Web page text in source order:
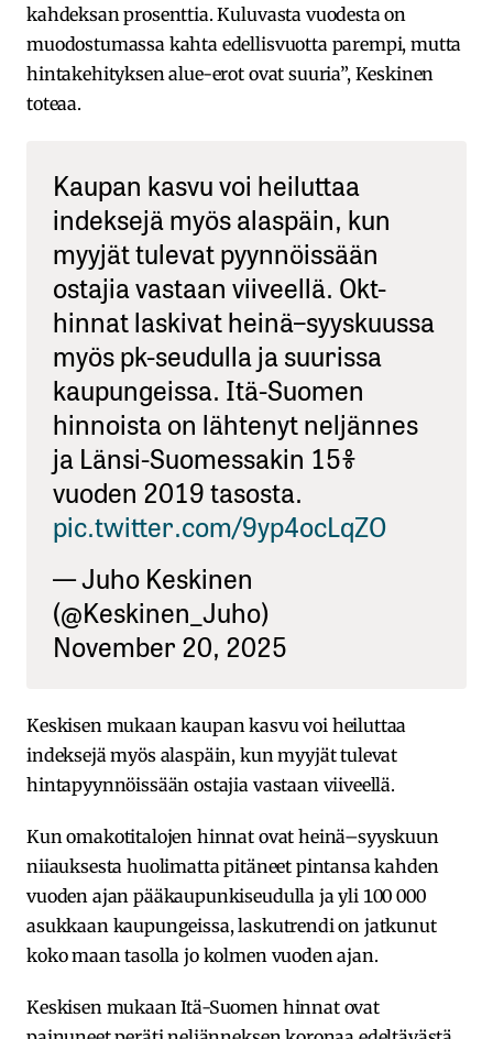
kahdeksan prosenttia. Kuluvasta vuodesta on
muodostumassa kahta edellisvuotta parempi, mutta
hintakehityksen alue-erot ovat suuria”, Keskinen
toteaa.
Kaupan kasvu voi heiluttaa
indeksejä myös alaspäin, kun
myyjät tulevat pyynnöissään
ostajia vastaan viiveellä. Okt-
hinnat laskivat heinä–syyskuussa
myös pk-seudulla ja suurissa
kaupungeissa. Itä-Suomen
hinnoista on lähtenyt neljännes
ja Länsi-Suomessakin 15%
vuoden 2019 tasosta.
pic.twitter.com/9yp4ocLqZO
— Juho Keskinen
(@Keskinen_Juho)
November 20, 2025
Keskisen mukaan kaupan kasvu voi heiluttaa
indeksejä myös alaspäin, kun myyjät tulevat
hintapyynnöissään ostajia vastaan viiveellä.
Kun omakotitalojen hinnat ovat heinä–syyskuun
niiauksesta huolimatta pitäneet pintansa kahden
vuoden ajan pääkaupunkiseudulla ja yli 100 000
asukkaan kaupungeissa, laskutrendi on jatkunut
koko maan tasolla jo kolmen vuoden ajan.
Keskisen mukaan Itä-Suomen hinnat ovat